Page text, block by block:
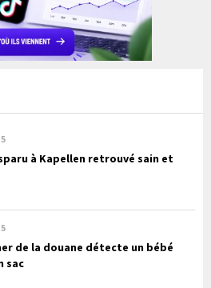
à Kapellen retrouvé sain et
de la douane détecte un bébé
sac